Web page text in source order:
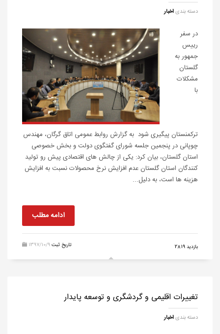
دسته بندیاخبار
در سفر
رییس
جمهور به
گلستان
مشکلات
با
ترکمنستان پیگیری شود به گزارش روابط عمومی اتاق گرگان، مهندس
چوپانی در پنجمین جلسه شورای گفتگوی دولت و بخش خصوصی
استان گلستان، بیان کرد: یکی از چالش های اقتصادی پیش رو تولید
کنندگان استان گلستان عدم افزایش نرخ محصولات نسبت به افزایش
هزینه ها است، به دلیل...
ادامه مطلب
1397/10/9تاریخ ثبت بازدید 2819
تغییرات اقلیمی و گردشگری و توسعه پایدار
دسته بندیاخبار